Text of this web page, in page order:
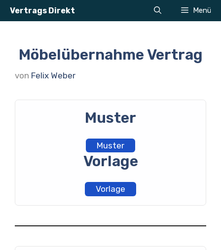
Zum
Vertrags Direkt Menü
Möbelübernahme Vertrag
von Felix Weber
Muster
Muster
Vorlage
Vorlage